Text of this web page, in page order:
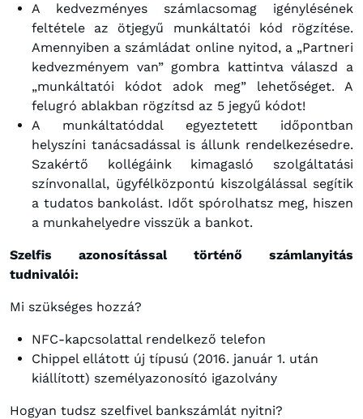
A kedvezményes számlacsomag igénylésének
feltétele az ötjegyű munkáltatói kód rögzítése.
Amennyiben a számládat online nyitod, a „Partneri
kedvezményem van” gombra kattintva válaszd a
„munkáltatói kódot adok meg” lehetőséget. A
felugró ablakban rögzítsd az 5 jegyű kódot!
A munkáltatóddal egyeztetett időpontban
helyszíni tanácsadással is állunk rendelkezésedre.
Szakértő kollégáink kimagasló szolgáltatási
színvonallal, ügyfélközpontú kiszolgálással segítik
a tudatos bankolást. Időt spórolhatsz meg, hiszen
a munkahelyedre visszük a bankot.
Szelfis azonosítással történő számlanyitás
tudnivalói:
Mi szükséges hozzá?
NFC-kapcsolattal rendelkező telefon
Chippel ellátott új típusú (2016. január 1. után
kiállított) személyazonosító igazolvány
Hogyan tudsz szelfivel bankszámlát nyitni?